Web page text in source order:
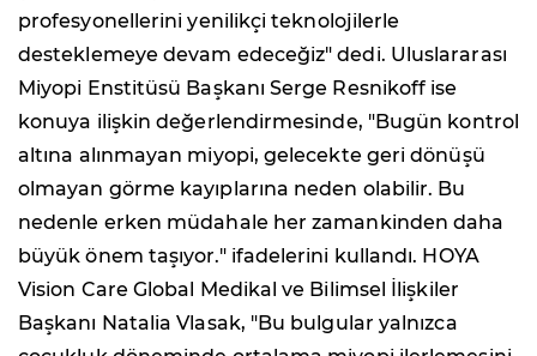
profesyonellerini yenilikçi teknolojilerle
desteklemeye devam edeceğiz" dedi. Uluslararası
Miyopi Enstitüsü Başkanı Serge Resnikoff ise
konuya ilişkin değerlendirmesinde, "Bugün kontrol
altına alınmayan miyopi, gelecekte geri dönüşü
olmayan görme kayıplarına neden olabilir. Bu
nedenle erken müdahale her zamankinden daha
büyük önem taşıyor." ifadelerini kullandı. HOYA
Vision Care Global Medikal ve Bilimsel İlişkiler
Başkanı Natalia Vlasak, "Bu bulgular yalnızca